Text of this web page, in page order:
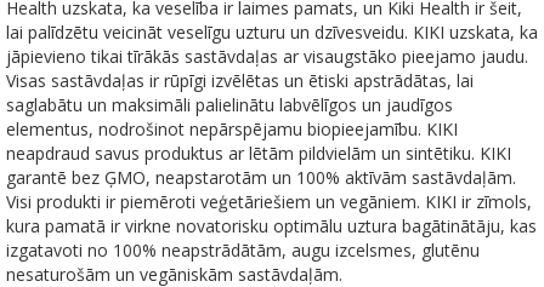
Health uzskata, ka veselība ir laimes pamats, un Kiki Health ir šeit,
lai palīdzētu veicināt veselīgu uzturu un dzīvesveidu. KIKI uzskata, ka
jāpievieno tikai tīrākās sastāvdaļas ar visaugstāko pieejamo jaudu.
Visas sastāvdaļas ir rūpīgi izvēlētas un ētiski apstrādātas, lai
saglabātu un maksimāli palielinātu labvēlīgos un jaudīgos
elementus, nodrošinot nepārspējamu biopieejamību. KIKI
neapdraud savus produktus ar lētām pildvielām un sintētiku. KIKI
garantē bez ĢMO, neapstarotām un 100% aktīvām sastāvdaļām.
Visi produkti ir piemēroti veģetāriešiem un vegāniem. KIKI ir zīmols,
kura pamatā ir virkne novatorisku optimālu uztura bagātinātāju, kas
izgatavoti no 100% neapstrādātām, augu izcelsmes, glutēnu
nesaturošām un vegāniskām sastāvdaļām.